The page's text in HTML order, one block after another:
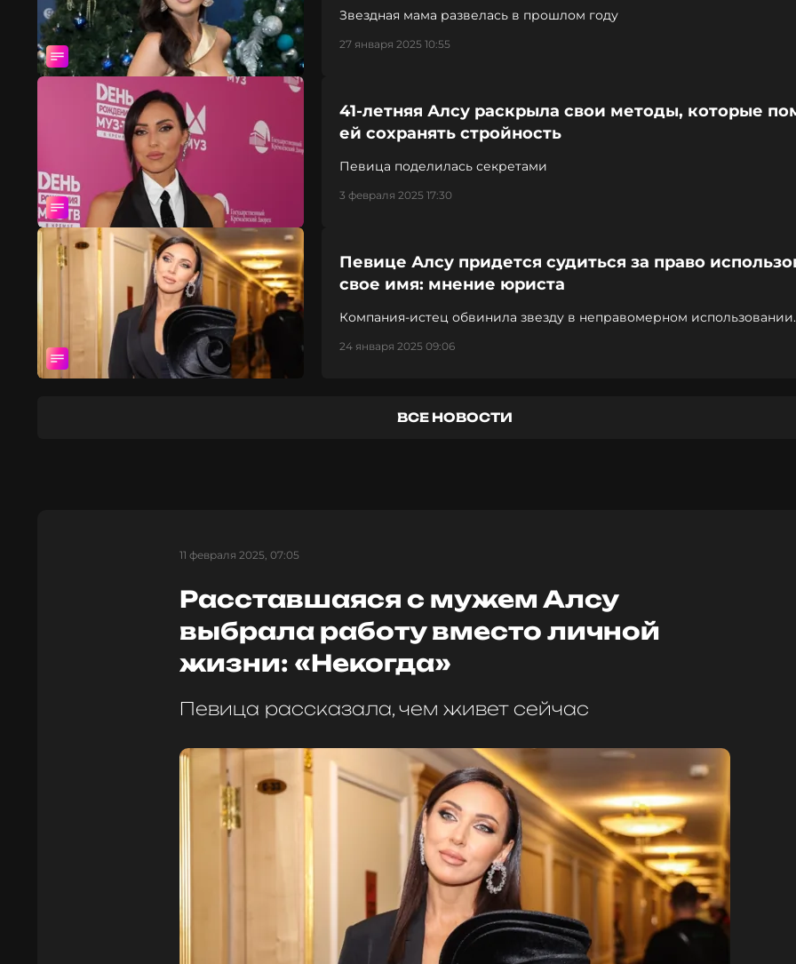
Звездная мама развелась в прошлом году
27 января 2025 10:55
41-летняя Алсу раскрыла свои методы, которые
ей сохранять стройность
Певица поделилась секретами
3 февраля 2025 17:30
Певице Алсу придется судиться за право
свое имя: мнение юриста
Компания-истец обвинила звезду в неправомерном использовании
24 января 2025 09:06
ВСЕ НОВОСТИ
11 февраля 2025, 07:05
Расставшаяся с мужем Алсу
выбрала работу вместо личной
жизни: «Некогда»
Певица рассказала, чем живет сейчас